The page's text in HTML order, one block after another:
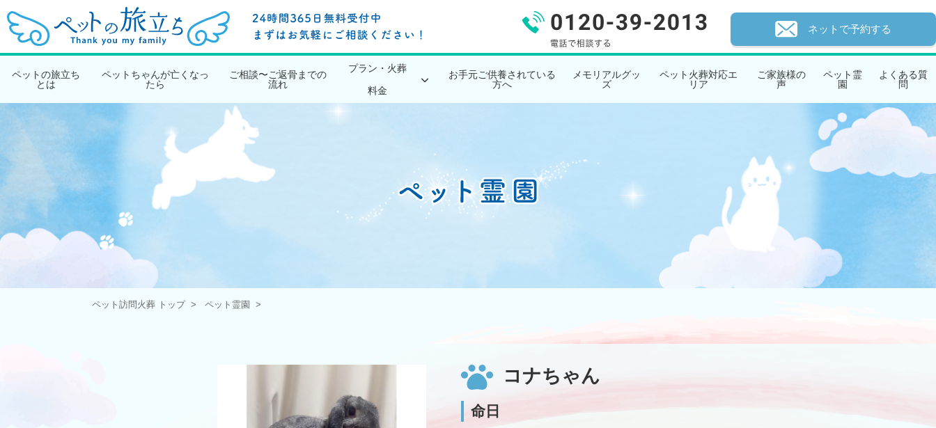
ネットで予約する
ペットの旅立ち
とは
ペットちゃんが亡くなっ
たら
ご相談〜ご返骨までの
流れ
プラン・火葬
料金
お手元ご供養されている
方へ
メモリアルグッ
ズ
ペット火葬対応エ
リア
ご家族様の
声
ペット霊
園
よくある質
問
ペット訪問火葬 トップ ペット霊園
コナちゃん
命日